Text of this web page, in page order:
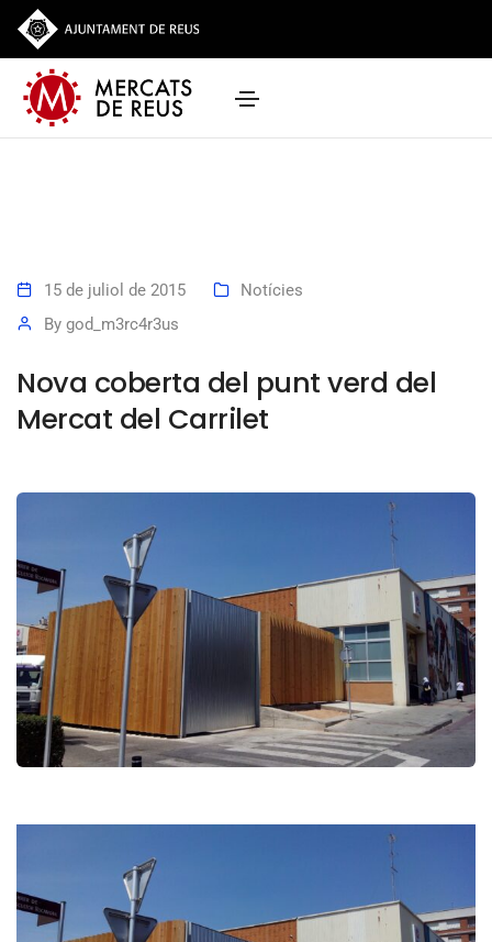
15 de juliol de 2015
Notícies
By god_m3rc4r3us
Nova coberta del punt verd del
Mercat del Carrilet